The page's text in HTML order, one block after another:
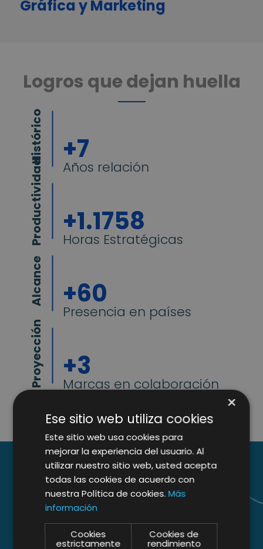
Gráfica y Marketing
Logros que dejan huella
Histórico +7
Años relación
Productividad +1.1758
Horas Estratégicas
Alcance +60
Presencia en países
Proyección +3
Marcas en colaboración
Ver el vídeo completo
del caso de éxito
×
Ese sitio web utiliza cookies
Este sitio web usa cookies para
mejorar la experiencia del usuario. Al
utilizar nuestro sitio web, usted acepta
todas las cookies de acuerdo con
nuestra Política de cookies.Más
información
Cookies
estrictamente
Cookies de
rendimiento